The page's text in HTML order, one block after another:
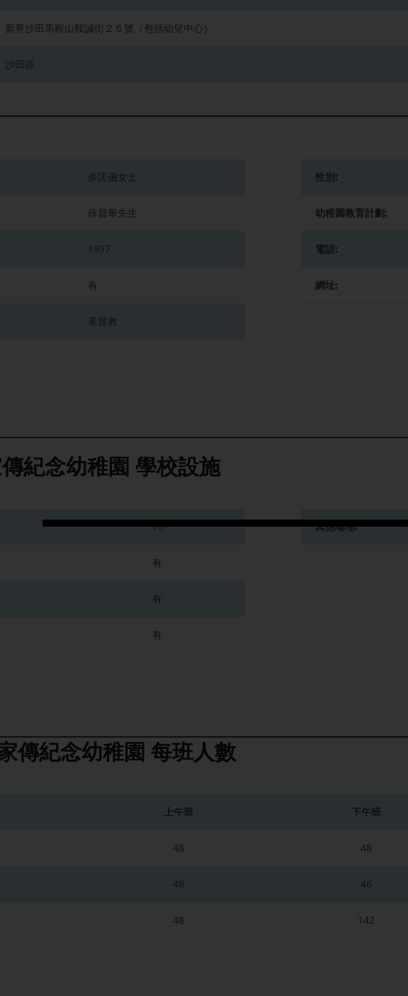
新界沙田馬鞍山鞍誠街２６號（包括幼兒中心）
沙田區
余匡儀女士
薛昌華先生
1997
有
基督教
性別:
幼稚園教育計劃:
電話:
網址:
紀念幼稚園 學校設施
10
有
有
有
其他場地:
傳紀念幼稚園 每班人數
上午班 下午班
48 48
48 46
48 142